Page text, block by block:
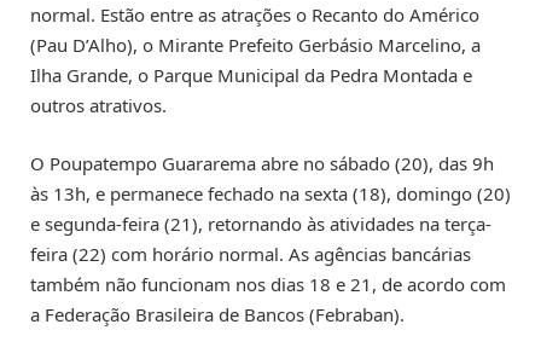
normal. Estão entre as atrações o Recanto do Américo
(Pau D’Alho), o Mirante Prefeito Gerbásio Marcelino, a
Ilha Grande, o Parque Municipal da Pedra Montada e
outros atrativos.
O Poupatempo Guararema abre no sábado (20), das 9h
às 13h, e permanece fechado na sexta (18), domingo (20)
e segunda-feira (21), retornando às atividades na terça-
feira (22) com horário normal. As agências bancárias
também não funcionam nos dias 18 e 21, de acordo com
a Federação Brasileira de Bancos (Febraban).